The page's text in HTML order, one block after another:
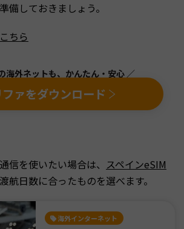
備しておきましょう。
ちら
海外ネットも、かんたん・安心 ／
ファをダウンロード
信を使いたい場合は、 スペインeSIM
航日数に合ったものを選べます。
海外インターネット